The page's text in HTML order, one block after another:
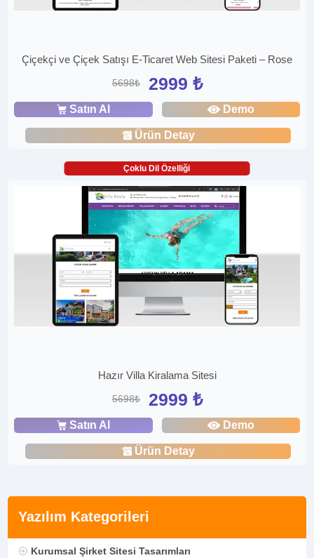
Yazılım Kategorileri
Kurumsal Şirket Sitesi Tasarımları
Çiçekçi ve Çiçek Satışı E-Ticaret Web Sitesi Paketi – Rose
5698₺ 2999 ₺
Satın Al Demo
Ürün Detay
Çoklu Dil Özelliği
Hazır Villa Kiralama Sitesi
5698₺ 2999 ₺
Satın Al Demo
Ürün Detay